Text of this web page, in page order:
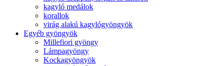
kagyló medálok
korallok
virág alakú kagylógyöngyök
Egyéb gyöngyök
Millefiori gyöngy
Lámpagyöngy
Kockagyöngyök